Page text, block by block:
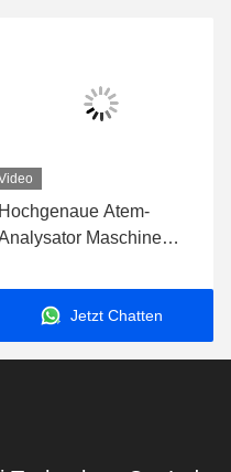
Hochgenaue Atem-
Maschine
Zwei-Modus-
ErkennungJetzt Chatten